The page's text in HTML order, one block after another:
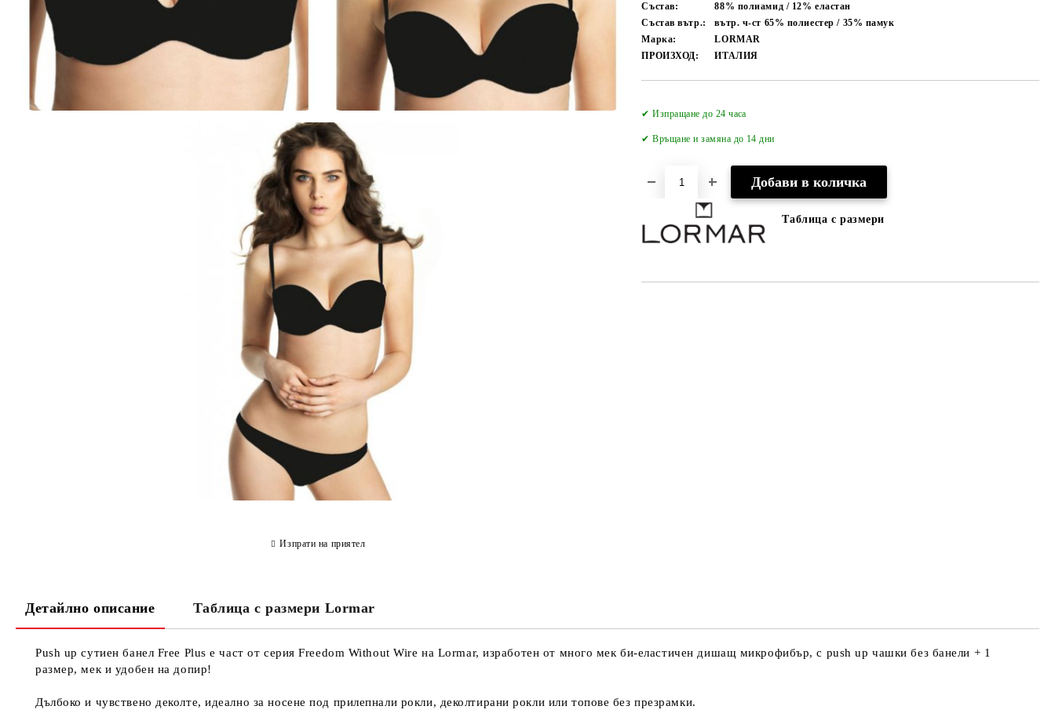
Състав:
88% полиамид / 12% еластан
Състав вътр.:
вътр. ч-ст 65% полиестер / 35% памук
Марка:
LORMAR
ПРОИЗХОД:
ИТАЛИЯ
✔ Изпращане до 24 часа
✔ Връщане и замяна до 14 дни
Таблица с размери
Изпрати на приятел
Детайлно описание Таблица с размери Lormar
Push up сутиен банел Free Plus е част от серия Freedom Without Wire на Lormar, изработен от много мек би-еластичен дишащ микрофибър, с push up чашки без банели + 1
размер, мек и удобен на допир!
Дълбоко и чувствено деколте, идеално за носене под прилепнали рокли, деколтирани рокли или топове без презрамки.